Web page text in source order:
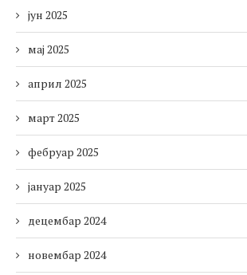
јун 2025
мај 2025
април 2025
март 2025
фебруар 2025
јануар 2025
децембар 2024
новембар 2024